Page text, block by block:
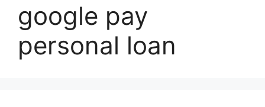
google pay
personal loan